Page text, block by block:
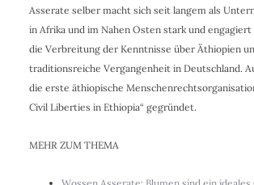
Asserate selber macht sich seit langem als
in Afrika und im Nahen Osten stark und
die Verbreitung der Kenntnisse über Äthiopien
traditionsreiche Vergangenheit in Deutschland.
die erste äthiopische
Civil Liberties in Ethiopia“ gegründet.
MEHR ZUM THEMA